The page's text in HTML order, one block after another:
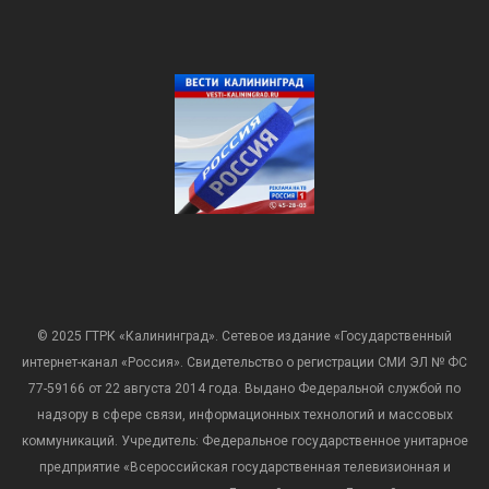
© 2025 ГТРК «Калининград». Сетевое издание «Государственный
интернет-канал «Россия». Свидетельство о регистрации СМИ ЭЛ № ФС
77-59166 от 22 августа 2014 года. Выдано Федеральной службой по
надзору в сфере связи, информационных технологий и массовых
коммуникаций. Учредитель: Федеральное государственное унитарное
предприятие «Всероссийская государственная телевизионная и